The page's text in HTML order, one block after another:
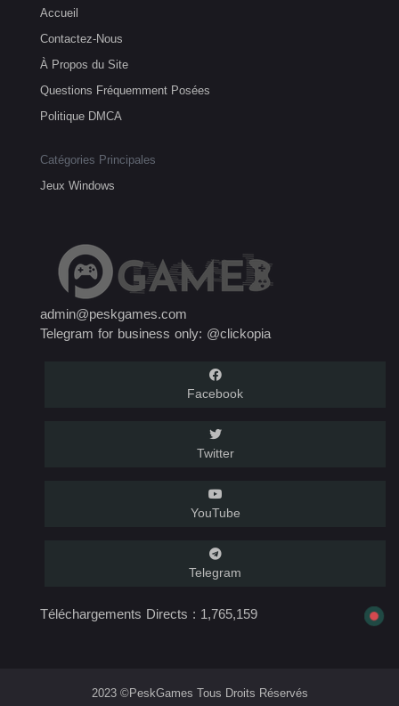
Accueil
Contactez-Nous
À Propos du Site
Questions Fréquemment Posées
Politique DMCA
Catégories Principales
Jeux Windows
admin@peskgames.com
Telegram for business only: @clickopia
Facebook
Twitter
YouTube
Telegram
Téléchargements Directs : 1,765,159
2023 ©PeskGames Tous Droits Réservés